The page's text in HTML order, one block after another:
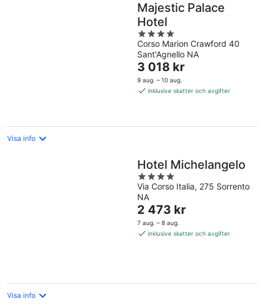
Majestic Palace
Hotel
4
out
of
5
Corso Marion Crawford 40
Sant'Agnello NA
Priset
är
3 018 kr
3 018 kr
9 aug. – 10 aug.
inklusive skatter och avgifter
Visa info
Hotel Michelangelo
4
out
of
5
Via Corso Italia, 275 Sorrento
NA
Priset
är
2 473 kr
2 473 kr
7 aug. – 8 aug.
inklusive skatter och avgifter
Visa info